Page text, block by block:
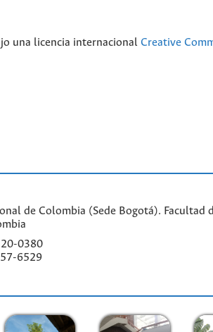
una licencia internacional Creative
de Colombia (Sede Bogotá).
0380
6529